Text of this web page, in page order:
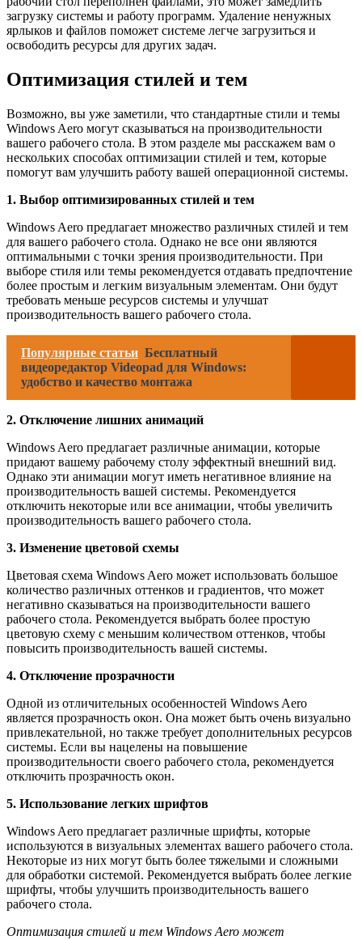
загрузку системы и работу программ. Удаление ненужных
ярлыков и файлов поможет системе легче загрузиться и
освободить ресурсы для других задач.
Оптимизация стилей и тем
Возможно, вы уже заметили, что стандартные стили и темы
Windows Aero могут сказываться на производительности
вашего рабочего стола. В этом разделе мы расскажем вам о
нескольких способах оптимизации стилей и тем, которые
помогут вам улучшить работу вашей операционной системы.
1. Выбор оптимизированных стилей и тем
Windows Aero предлагает множество различных стилей и тем
для вашего рабочего стола. Однако не все они являются
оптимальными с точки зрения производительности. При
выборе стиля или темы рекомендуется отдавать предпочтение
более простым и легким визуальным элементам. Они будут
требовать меньше ресурсов системы и улучшат
производительность вашего рабочего стола.
Популярные статьи Бесплатный
видеоредактор Videopad для Windows:
удобство и качество монтажа
2. Отключение лишних анимаций
Windows Aero предлагает различные анимации, которые
придают вашему рабочему столу эффектный внешний вид.
Однако эти анимации могут иметь негативное влияние на
производительность вашей системы. Рекомендуется
отключить некоторые или все анимации, чтобы увеличить
производительность вашего рабочего стола.
3. Изменение цветовой схемы
Цветовая схема Windows Aero может использовать большое
количество различных оттенков и градиентов, что может
негативно сказываться на производительности вашего
рабочего стола. Рекомендуется выбрать более простую
цветовую схему с меньшим количеством оттенков, чтобы
повысить производительность вашей системы.
4. Отключение прозрачности
Одной из отличительных особенностей Windows Aero
является прозрачность окон. Она может быть очень визуально
привлекательной, но также требует дополнительных ресурсов
системы. Если вы нацелены на повышение
производительности своего рабочего стола, рекомендуется
отключить прозрачность окон.
5. Использование легких шрифтов
Windows Aero предлагает различные шрифты, которые
используются в визуальных элементах вашего рабочего стола.
Некоторые из них могут быть более тяжелыми и сложными
для обработки системой. Рекомендуется выбрать более легкие
шрифты, чтобы улучшить производительность вашего
рабочего стола.
Оптимизация стилей и тем Windows Aero может